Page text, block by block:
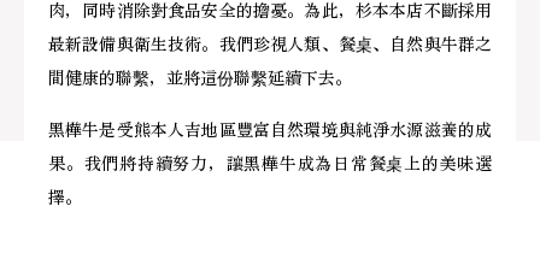
肉，同時消除對食品安全的擔憂。為此，杉本本店不斷採用
最新設備與衛生技術。我們珍視人類、餐桌、自然與牛群之
間健康的聯繫，並將這份聯繫延續下去。
黑樺牛是受熊本人吉地區豐富自然環境與純淨水源滋養的成
果。我們將持續努力，讓黑樺牛成為日常餐桌上的美味選
擇。